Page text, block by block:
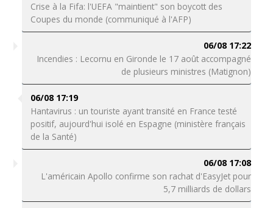
Crise à la Fifa: l'UEFA "maintient" son boycott des
Coupes du monde (communiqué à l'AFP)
06/08 17:22
Incendies : Lecornu en Gironde le 17 août accompagné
de plusieurs ministres (Matignon)
06/08 17:19
Hantavirus : un touriste ayant transité en France testé
positif, aujourd'hui isolé en Espagne (ministère français
de la Santé)
06/08 17:08
L'américain Apollo confirme son rachat d'EasyJet pour
5,7 milliards de dollars